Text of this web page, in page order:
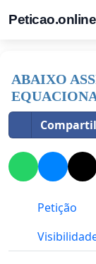
Peticao.online
ABAIXO
Petição